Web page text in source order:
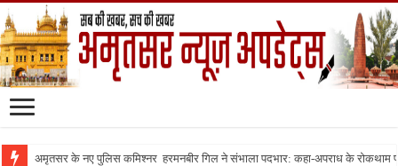
अमृतसर के नए पुलिस कमिश्नर हरमनबीर गिल ने संभाला पदभार: कहा-अपराध के रोकथाम